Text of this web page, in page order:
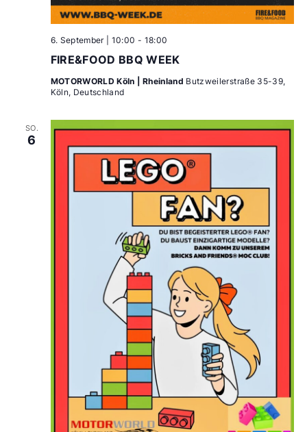
FIRE&FOOD BBQ WEEK
6. September | 10:00 - 18:00
MOTORWORLD Köln | Rheinland Butzweilerstraße 35-39,
Köln, Deutschland
SO.
6